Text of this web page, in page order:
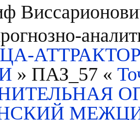
» ПАЗ_57 «